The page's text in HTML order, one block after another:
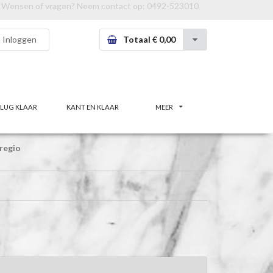
Wensen of vragen? Neem contact op: 0492-523010
Inloggen Totaal € 0,00
KLAAR KANT EN KLAAR MEER